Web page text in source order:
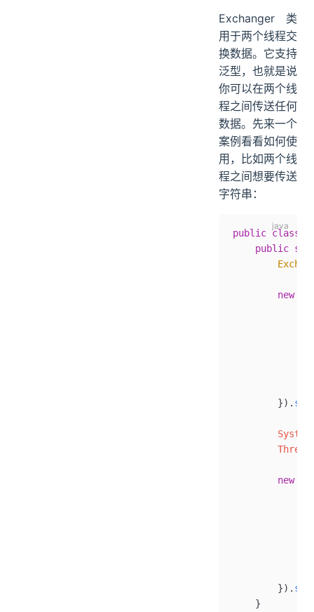
Exchanger 类
用于两个线程交
换数据。它支持
泛型，也就是说
你可以在两个线
程之间传送任何
数据。先来一个
案例看看如何使
用，比如两个线
程之间想要传送
字符串：
public class
    public
        new
        }).
        System
        Thread
        new
        }).
    }